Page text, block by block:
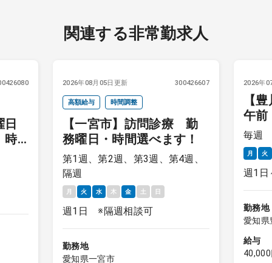
関連する非常勤求人
時
2026年08月05日更新 300426607
高額給与 時間調整
【一宮市】訪問診療 勤
務曜日・時間選べます！
第1週、第2週、第3週、第4週、
隔週
月 火 水 木 金 土 日
週1日 ※隔週相談可
勤務地
愛知県一宮市
2026年
【
午
月～
毎週
月 火
週1日
勤務地
愛知県
給与